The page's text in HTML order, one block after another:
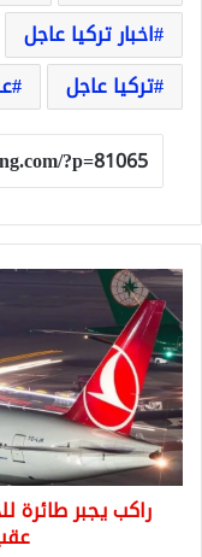
اخبار تركيا عاجل
تركيا عاجل
راكب
يجبر
طائرة
للخطوط
الجوية
التركية
على
الهبوط
عقب
إقلاعهاراكب يجبر طائرة